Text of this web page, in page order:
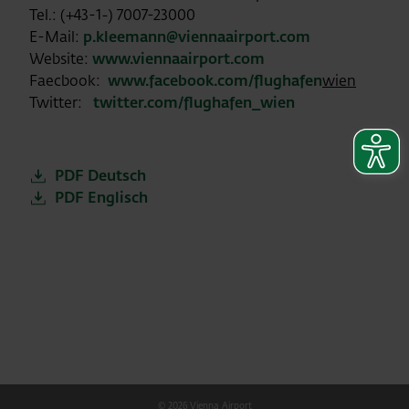
Tel.: (+43-1-) 7007-23000
E-Mail: p.kleemann@viennaairport.com
Website: www.viennaairport.com
Faecbook: www.facebook.com/flughafenwien
Twitter:
twitter.com/flughafen_wien
PDF Deutsch
PDF Englisch
© 2026 Vienna Airport